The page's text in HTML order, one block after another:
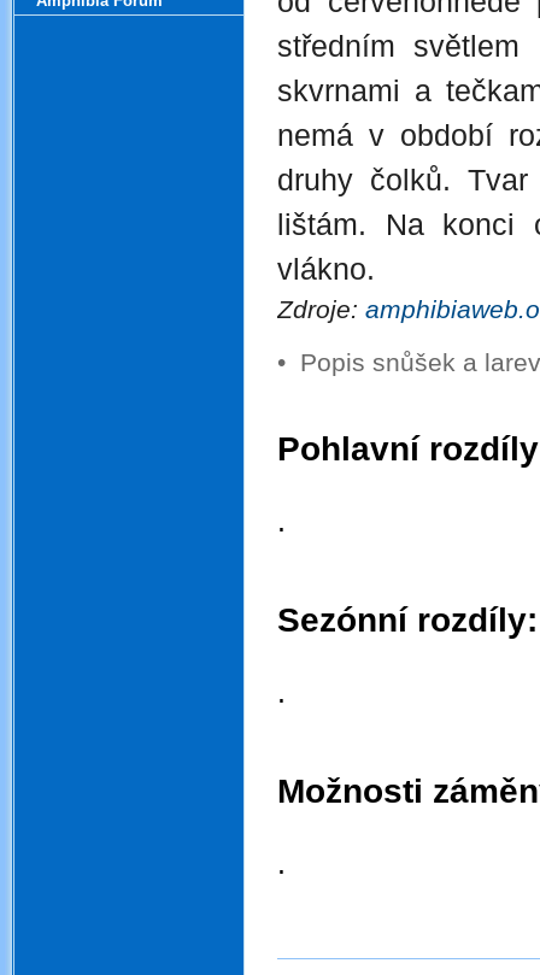
středním
skvrnami a
nemá v období
druhy čolků.
lištám. Na konci
vlákno.
Zdroje:
• Popis snůšek a
Pohlavní
.
Sezónní rozdíly:
.
Možnosti
.